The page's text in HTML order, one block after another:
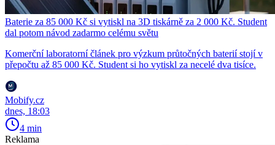
Baterie za 85 000 Kč si vytiskl na 3D tiskárně za 2 000 Kč. Student
dal potom návod zadarmo celému světu
Komerční laboratorní článek pro výzkum průtočných baterií stojí v
přepočtu až 85 000 Kč. Student si ho vytiskl za necelé dva tisíce.
Mobify.cz
dnes, 18:03
4 min
Reklama